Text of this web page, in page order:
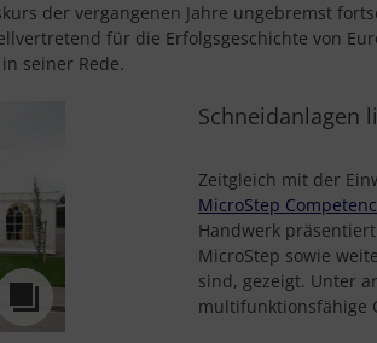
der vergangenen Jahre ungebremst
für die Erfolgsgeschichte von
seiner Rede.
Schneidanlagen
Zeitgleich mit der
MicroStep
Handwerk
MicroStep sowie
sind, gezeigt. Unter
multifunktionsfähige